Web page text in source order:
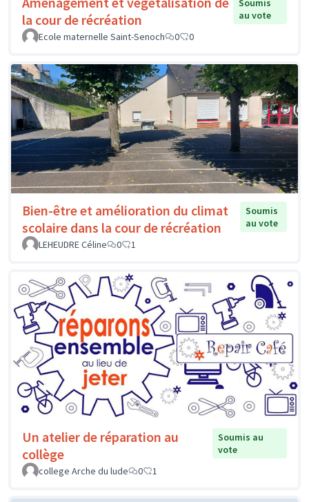
la cour de récréation
Soumis
au vote
Ecole maternelle Saint-Senoch
0 0
Bien-être et amélioration du climat
scolaire dans la cour de récréation
Soumis
au vote
LEHEUDRE Céline
0 1
Un atelier de réparation au
collège
Soumis au
vote
college Arche du lude
0 1